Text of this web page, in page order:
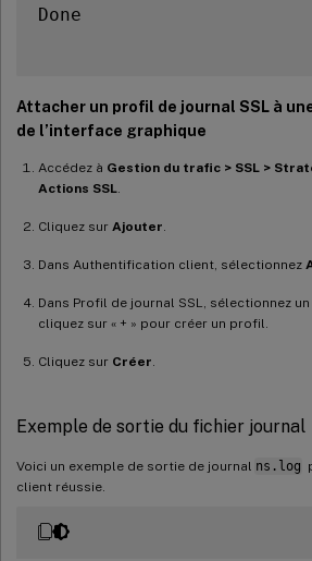
Done
Attacher un profil de journal SSL à
de l’interface graphique
Accédez à Gestion du trafic > SSL >
Actions SSL
Cliquez sur Ajouter
Dans Authentification client, sélectionnez
Dans Profil de journal SSL, sélectionnez
cliquez sur « + » pour créer un profil.
Cliquez sur Créer
Exemple de sortie du fichier journal
Voici un exemple de sortie de journal ns.log
client réussie.